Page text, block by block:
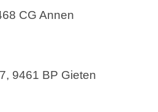
CG Annen
9461 BP Gieten